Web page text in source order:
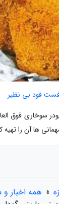
فود بی نظیر
سوخاری فوق
ها آن را تهیه
» همه اخبار و